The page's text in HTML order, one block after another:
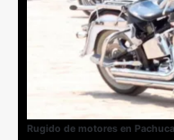
Rugido de motores en